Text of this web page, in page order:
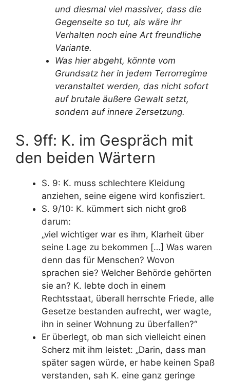
und diesmal viel massiver, dass die
Gegenseite so tut, als wäre ihr
Verhalten noch eine Art freundliche
Variante.
Was hier abgeht, könnte vom
Grundsatz her in jedem Terrorregime
veranstaltet werden, das nicht sofort
auf brutale äußere Gewalt setzt,
sondern auf innere Zersetzung.
S. 9ff: K. im Gespräch mit
den beiden Wärtern
S. 9: K. muss schlechtere Kleidung
anziehen, seine eigene wird konfisziert.
S. 9/10: K. kümmert sich nicht groß
darum:
„viel wichtiger war es ihm, Klarheit über
seine Lage zu bekommen […] Was waren
denn das für Menschen? Wovon
sprachen sie? Welcher Behörde gehörten
sie an? K. lebte doch in einem
Rechtsstaat, überall herrschte Friede, alle
Gesetze bestanden aufrecht, wer wagte,
ihn in seiner Wohnung zu überfallen?“
Er überlegt, ob man sich vielleicht einen
Scherz mit ihm leistet: „Darin, dass man
später sagen würde, er habe keinen Spaß
verstanden, sah K. eine ganz geringe